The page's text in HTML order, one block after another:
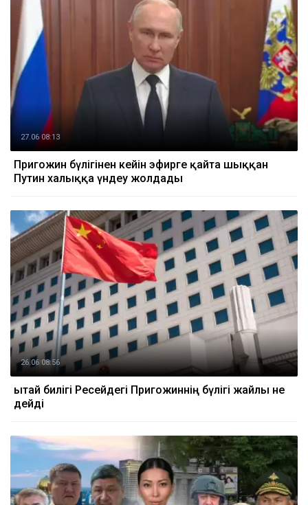
27.06 08:13
Пригожин бүлігінен кейін эфирге қайта шыққан
Путин халыққа үндеу жолдады
26.06 08:56
Қытай билігі Ресейдегі Пригожиннің бүлігі жайлы не
дейді